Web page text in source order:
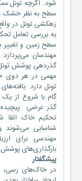
شود. اگرچه تونل
سطح به نظر خشک
زهکشی تونل در
به بررسی تعامل
سطح زمین و
مهندسان
گذردهی پوشش
مهمی در هر دوی
تونل دارد.
گام با شروع از یک
گذر عرضی پیچیده
تحکیم خاک القا
شناسایی
مهندسی برای
بارگذاری‌های پوشش
پیشگفتار
در خاک‌های رسی،